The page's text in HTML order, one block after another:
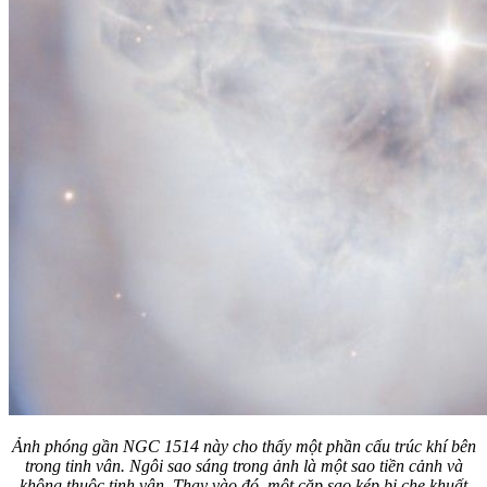
Ảnh phóng gần NGC 1514 này cho thấy một phần cấu trúc khí bên
trong tinh vân. Ngôi sao sáng trong ảnh là một sao tiền cảnh và